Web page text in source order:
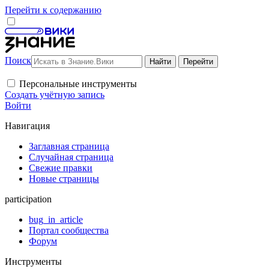
Перейти к содержанию
Поиск
Персональные инструменты
Создать учётную запись
Войти
Навигация
Заглавная страница
Случайная страница
Свежие правки
Новые страницы
participation
bug_in_article
Портал сообщества
Форум
Инструменты